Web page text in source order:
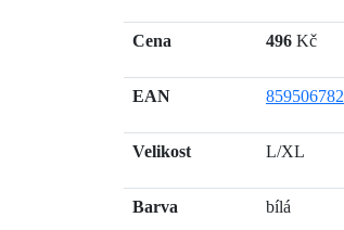
Cena 496 Kč
EAN
Velikost L/XL
Barva bílá